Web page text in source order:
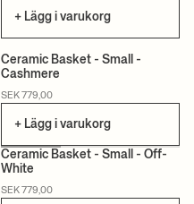
+ Lägg i varukorg
Ceramic Basket - Small -
Cashmere
SEK 779,00
+ Lägg i varukorg
Ceramic Basket - Small - Off-
White
SEK 779,00